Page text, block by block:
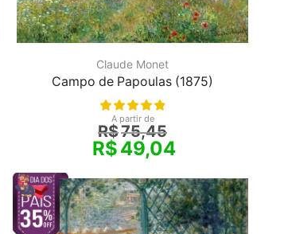
Claude Monet
Campo de Papoulas (1875)
A partir de
R$75,45
R$49,04